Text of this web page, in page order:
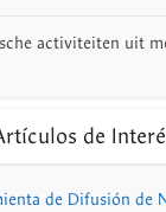
activiteiten uit
de
de Difusión de